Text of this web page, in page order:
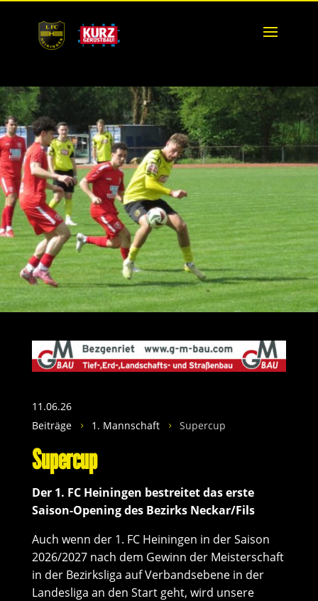
11.06.26
Beiträge
5 1. Mannschaft 5 Supercup
Supercup
Der 1. FC Heiningen bestreitet das erste
Saison-Opening des Bezirks Neckar/Fils
Auch wenn der 1. FC Heiningen in der Saison
2026/2027 nach dem Gewinn der Meisterschaft
in der Bezirksliga auf Verbandsebene in der
Landesliga an den Start geht, wird unsere